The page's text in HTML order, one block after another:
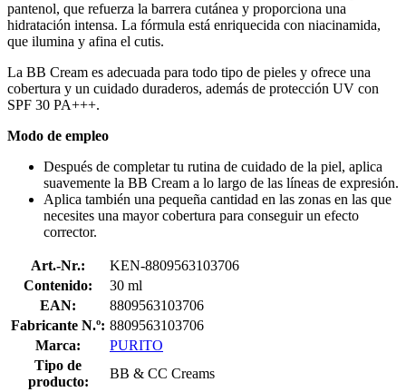
pantenol, que refuerza la barrera cutánea y proporciona una
hidratación intensa. La fórmula está enriquecida con niacinamida,
que ilumina y afina el cutis.
La BB Cream es adecuada para todo tipo de pieles y ofrece una
cobertura y un cuidado duraderos, además de protección UV con
SPF 30 PA+++.
Modo de empleo
Después de completar tu rutina de cuidado de la piel, aplica
suavemente la BB Cream a lo largo de las líneas de expresión.
Aplica también una pequeña cantidad en las zonas en las que
necesites una mayor cobertura para conseguir un efecto
corrector.
Art.-Nr.:
KEN-8809563103706
Contenido:
30 ml
EAN:
8809563103706
Fabricante N.º: 8809563103706
Marca:
PURITO
Tipo de
producto:
BB & CC Creams